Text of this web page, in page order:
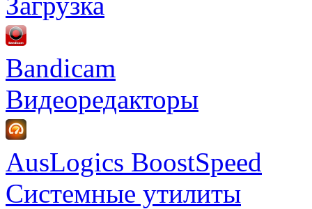
Bandicam
Видеоредакторы
AusLogics BoostSpeed
Системные утилиты